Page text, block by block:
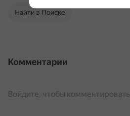
Найти в Поиске
Комментарии
Войдите, чтобы комментировать